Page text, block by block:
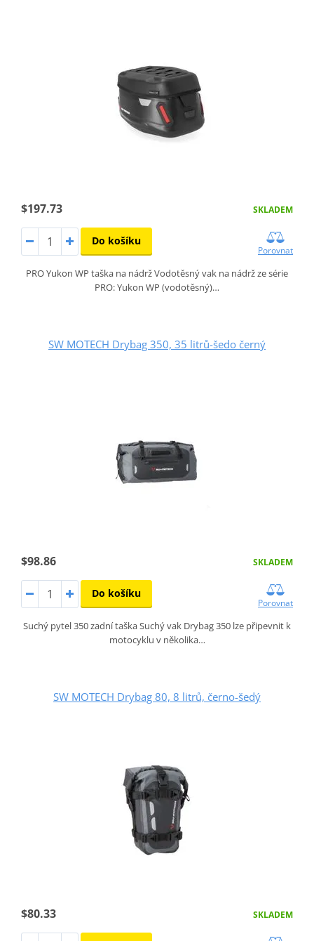
$197.73 SKLADEM
Do košíku
Porovnat
PRO Yukon WP taška na nádrž Vodotěsný vak na nádrž ze série
PRO: Yukon WP (vodotěsný)…
SW MOTECH Drybag 350, 35 litrů-šedo černý
$98.86 SKLADEM
Do košíku
Porovnat
Suchý pytel 350 zadní taška Suchý vak Drybag 350 lze připevnit k
motocyklu v několika…
SW MOTECH Drybag 80, 8 litrů, černo-šedý
$80.33 SKLADEM